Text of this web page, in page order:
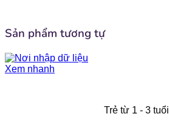
id="1942"]
[popup_anything
id="1941"]
0.79 mg
Sản phẩm tương tự
Xem nhanh
Trẻ từ 1 - 3 tuổi